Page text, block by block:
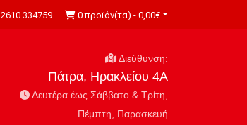
2610 334759 0 προϊόν(τα) - 0,00€
Διεύθυνση:
Πάτρα, Ηρακλείου 4Α
Δευτέρα έως Σάββατο & Τρίτη,
Πέμπτη, Παρασκευή